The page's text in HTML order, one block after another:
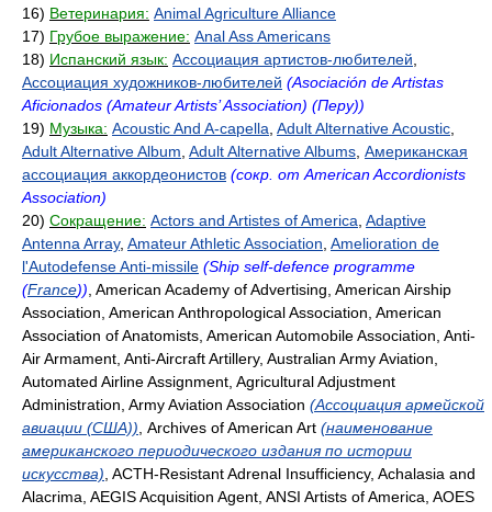
16) Ветеринария: Animal Agriculture Alliance
17) Грубое выражение: Anal Ass Americans
18) Испанский язык: Ассоциация артистов-любителей
Ассоциация художников-любителей (Asociación de Artistas
Aficionados (Amateur Artists’ Association) (Перу))
19) Музыка: Acoustic And A-capella Adult Alternative Acoustic
Adult Alternative Album Adult Alternative Albums Американская
ассоциация аккордеонистов (сокр. от American Accordionists
Association)
20) Сокращение: Actors and Artistes of America Adaptive
Antenna Array, Amateur Athletic Association Amelioration de
l'Autodefense Anti-missile (Ship self-defence programme
(France)) , American Academy of Advertising, American Airship
Association, American Anthropological Association, American
Association of Anatomists, American Automobile Association, Anti-
Air Armament, Anti-Aircraft Artillery, Australian Army Aviation,
Automated Airline Assignment, Agricultural Adjustment
Administration, Army Aviation Association (Ассоциация армейской
авиации (США)) , Archives of American Art (наименование
американского периодического издания по истории
искусства) , ACTH-Resistant Adrenal Insufficiency, Achalasia and
Alacrima, AEGIS Acquisition Agent, ANSI Artists of America, AOES